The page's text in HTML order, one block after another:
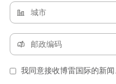
我同意接收博雷国际的新闻